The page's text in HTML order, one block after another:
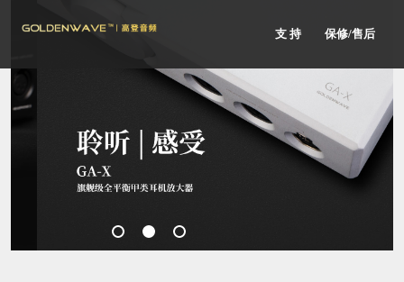
支 持 保修/售后